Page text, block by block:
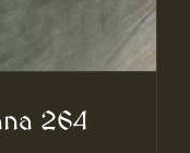
264